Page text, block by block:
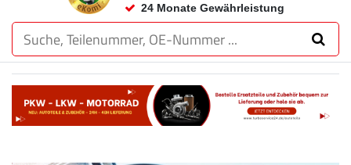
24 Monate Gewährleistung